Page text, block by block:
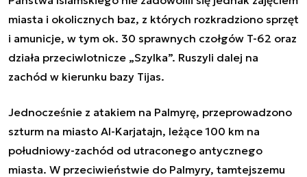
miasta i okolicznych baz, z których rozkradziono sprzęt
i amunicje, w tym ok. 30 sprawnych czołgów T-62 oraz
działa przeciwlotnicze „Szylka”. Ruszyli dalej na
zachód w kierunku bazy Tijas.
Jednocześnie z atakiem na Palmyrę, przeprowadzono
szturm na miasto Al-Karjatajn, leżące 100 km na
południowy-zachód od utraconego antycznego
miasta. W przeciwieństwie do Palmyry, tamtejszemu